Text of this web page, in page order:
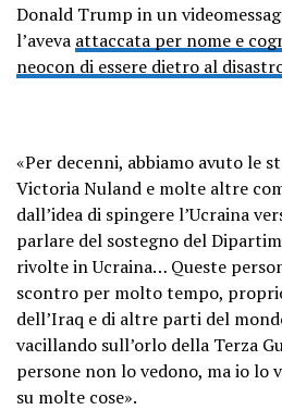
Donald Trump in un
l’aveva attaccata per nome e
neocon di essere dietro al
«Per decenni, abbiamo avuto le
Victoria Nuland e molte altre
dall’idea di spingere l’Ucraina
parlare del sostegno del
rivolte in Ucraina… Queste
scontro per molto tempo,
dell’Iraq e di altre parti del
vacillando sull’orlo della Terza
persone non lo vedono, ma io lo
su molte cose».